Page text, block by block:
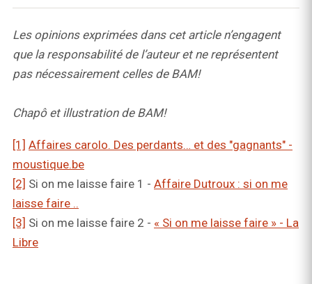
Les opinions exprimées dans cet article n’engagent
que la responsabilité de l’auteur et ne représentent
pas nécessairement celles de BAM!
Chapô et illustration de BAM!
[1] Affaires carolo. Des perdants… et des "gagnants" -
moustique.be
[2] Si on me laisse faire 1 - Affaire Dutroux : si on me
laisse faire ..
[3] Si on me laisse faire 2 - « Si on me laisse faire » - La
Libre